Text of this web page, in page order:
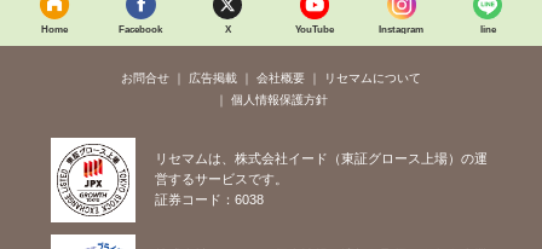
Home Facebook X YouTube Instagram line
お問合せ 広告掲載 会社概要
リセマムについて
個人情報保護方針
リセマムは、株式会社イード（東証グロース上場）の運
営するサービスです。
証券コード：6038